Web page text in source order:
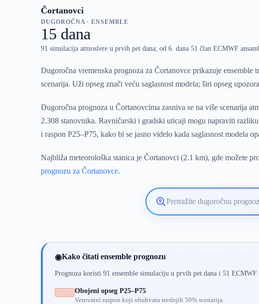
Čortanovci
DUGOROČNA · ENSEMBLE
15 dana
91 simulacija atmosfere u prvih pet dana; od 6. dana 51 član ECMWF
Dugoročna vremenska prognoza za Čortanovce prikazuje
scenarija. Uži opseg znači veću saglasnost modela; širi opseg
Dugoročna prognoza u Čortanovcima zasniva se na više scenarija
2.308 stanovnika. Ravničarski i gradski uticaji mogu napraviti
i raspon P25–P75, kako bi se jasno videlo kada saglasnost modela
Najbliža meteorološka stanica je Čortanovci (2.1 km), gde možete
prognozu za Čortanovce.
Pretražite
lokaciju
◉Kako čitati ensemble prognozu
Prognoza koristi 91 ensemble simulaciju u prvih pet dana i 51
Obojeni opseg P25–P75
Verovatni raspon koji obuhvata srednjih 50% scenarija.